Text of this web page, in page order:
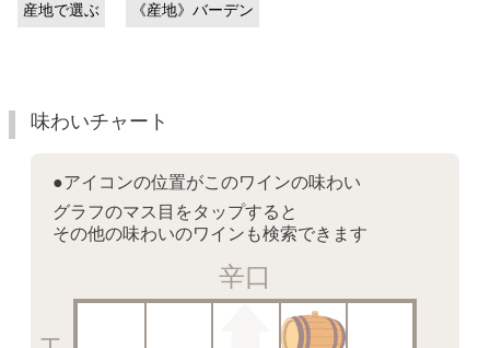
産地で選ぶ 《産地》バーデン
味わいチャート
●アイコンの位置がこのワインの味わい
グラフのマス目をタップすると
その他の味わいのワインも検索できます
辛口